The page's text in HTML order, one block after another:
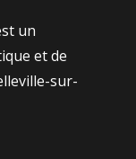
un
et de
sur-